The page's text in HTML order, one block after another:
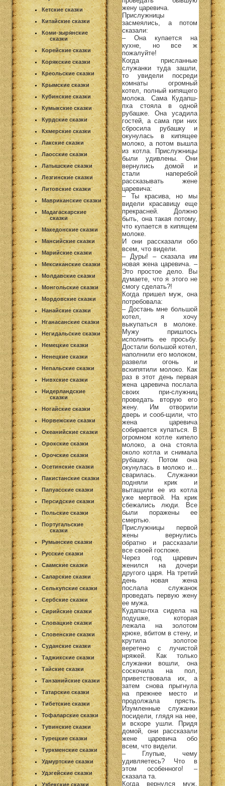
Кетские сказки
Китайские сказки
Коми-зырянские
сказки
Корейские сказки
Корякские сказки
Креольские сказки
Крымские сказки
Кубинские сказки
Кумыкские сказки
Курдские сказки
Кхмерские сказки
Лакские сказки
Лаосские сказки
Латышские сказки
Лезгинские сказки
Литовские сказки
Мавриканские сказки
Мадагаскарские
сказки
Македонские сказки
Мансийские сказки
Марийские сказки
Мексиканские сказки
Молдавские сказки
Монгольские сказки
Мордовские сказки
Нанайские сказки
Нганасанские сказки
Негидальские сказки
Немецкие сказки
Ненецкие сказки
Непальские сказки
Нивхские сказки
Нидерландские
сказки
Ногайские сказки
Норвежские сказки
Океанийские сказки
Орокские сказки
Орочские сказки
Осетинские сказки
Пакистанские сказки
Папуасские сказки
Персидские сказки
Польские сказки
Португальские
сказки
Румынские сказки
Русские сказки
Саамские сказки
Саларские сказки
Селькупские сказки
Сербские сказки
Сирийские сказки
Словацкие сказки
Словенские сказки
Суданские сказки
Таджикские сказки
Тайские сказки
Танзанийские сказки
Татарские сказки
Тибетские сказки
Тофаларские сказки
Тувинские сказки
Турецкие сказки
Туркменские сказки
Удмуртские сказки
Удэгейские сказки
Узбекские сказки
жену царевича.
Прислужницы
засмеялись, а потом
сказали:
– Она купается на
кухне, но все ж
пожалуйте!
Когда присланные
служанки туда зашли,
то увидели посреди
комнаты огромный
котел, полный кипящего
молока. Сама Кудапш-
пха стояла в одной
рубашке. Она усадила
гостей, а сама при них
сбросила рубашку и
окунулась в кипящее
молоко, а потом вышла
из котла. Прислужницы
были удивлены. Они
вернулись домой и
стали наперебой
рассказывать жене
царевича:
– Ты красива, но мы
видели красавицу еще
прекрасней. Должно
быть, она такая потому,
что купается в кипящем
молоке.
И они рассказали обо
всем, что видели.
– Дуры! – сказала им
новая жена царевича. –
Это простое дело. Вы
думаете, что я этого не
смогу сделать?!
Когда пришел муж, она
потребовала:
– Достань мне большой
котел, я хочу
выкупаться в молоке.
Мужу пришлось
исполнить ее просьбу.
Достали большой котел,
наполнили его молоком,
развели огонь и
вскипятили молоко. Как
раз в этот день первая
жена царевича послала
своих при-служниц
проведать вторую его
жену. Им отворили
дверь и сооб-щили, что
жена царевича
собирается купаться. В
огромном котле кипело
молоко, а она стояла
около котла и снимала
рубашку. Потом она
окунулась в молоко и...
сварилась. Служанки
подняли крик и
вытащили ее из котла
уже мертвой. На крик
сбежались люди. Все
были поражены ее
смертью.
Прислужницы первой
жены вернулись
обратно и рассказали
все своей госпоже.
Через год царевич
женился на дочери
другого царя. На третий
день новая жена
послала служанок
проведать первую жену
ее мужа.
Кудапш-пха сидела на
подушке, которая
лежала на золотом
крюке, вбитом в стену, и
крутила золотое
веретено с лучистой
нряжей. Как только
служанки вошли, она
соскочила на пол,
приветствовала их, а
затем снова прыгнула
на прежнее место и
продолжала прясть.
Изумленные служанки
посидели, глядя на нее,
и вскоре ушли. Придя
домой, они рассказали
жене царевича обо
всем, что видели.
– Глупые, чему
удивляетесь? Что в
этом особенного! –
сказала та.
Когда вернулся муж,